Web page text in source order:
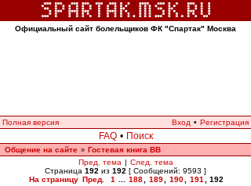
Официальный сайт болельщиков ФК "Спартак" Москва
Полная версия Вход • Регистрация
FAQ • Поиск
Общение на сайте » Гостевая книга ВВ
Пред. тема | След. тема
Страница 192 из 192 [ Сообщений: 9593 ]
На страницу Пред. 1 188 189 190 191
192